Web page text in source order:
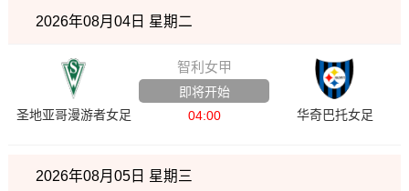
2026年08月04日 星期二
圣地亚哥漫游者女足
智利女甲
即将开始
04:00
华奇巴托女足
2026年08月05日 星期三